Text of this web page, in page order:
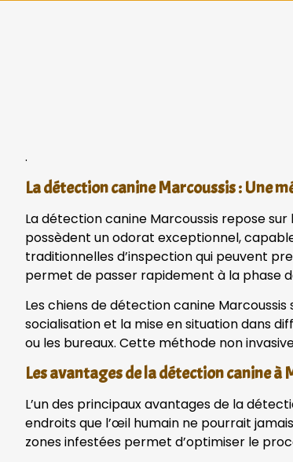
.
La détection canine Marcoussis : Une
La détection canine Marcoussis repose
possèdent un odorat exceptionnel,
traditionnelles d’inspection qui peuvent
permet de passer rapidement à la phase
Les chiens de détection canine
socialisation et la mise en situation dans
ou les bureaux. Cette méthode non
Les avantages de la détection canine à
L’un des principaux avantages de la
endroits que l’œil humain ne pourrait
zones infestées permet d’optimiser le